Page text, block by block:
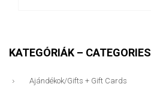
KATEGÓRIÁK – CATEGORIES
Ajándékok/gifts + Gift Cards